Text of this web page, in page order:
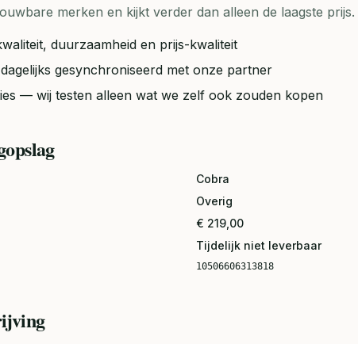
merken en kijkt verder dan alleen de laagste prijs.
duurzaamheid en prijs-kwaliteit
gesynchroniseerd met onze partner
— wij testen alleen wat we zelf ook zouden kopen
Cobra
Overig
€ 219,00
Tijdelijk niet leverbaar
10506606313818